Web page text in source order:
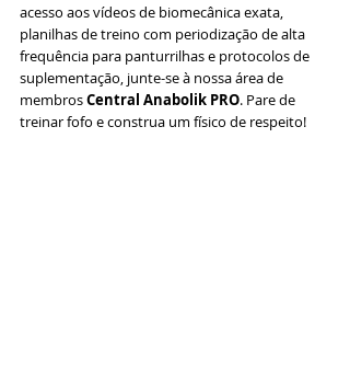
acesso aos vídeos de biomecânica exata,
planilhas de treino com periodização de alta
frequência para panturrilhas e protocolos de
suplementação, junte-se à nossa área de
membros Central Anabolik PRO. Pare de
treinar fofo e construa um físico de respeito!